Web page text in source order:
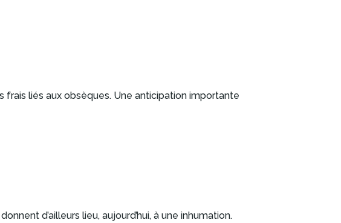
liés aux obsèques. Une anticipation importante
d’ailleurs lieu, aujourd’hui, à une inhumation.